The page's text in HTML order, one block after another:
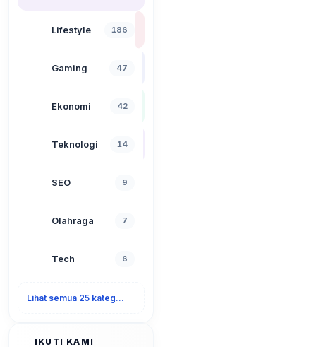
Lifestyle 186
Gaming 47
Ekonomi 42
Teknologi 14
SEO 9
Olahraga 7
Tech 6
Lihat semua 25 kategori
IKUTI KAMI